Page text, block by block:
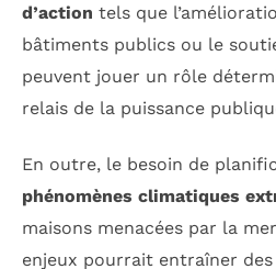
d’action tels que
bâtiments publics ou le
peuvent jouer un rôle
relais de la puissance
En outre, le besoin de
phénomènes climatiques
maisons menacées par la
enjeux pourrait entraîner